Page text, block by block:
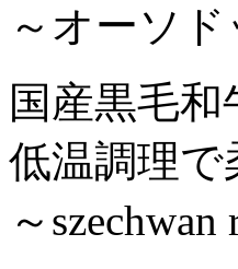
～オーソ
国産黒毛
低温調理
～